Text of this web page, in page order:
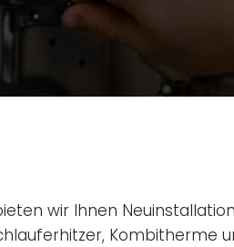
wir Ihnen
Kombitherme